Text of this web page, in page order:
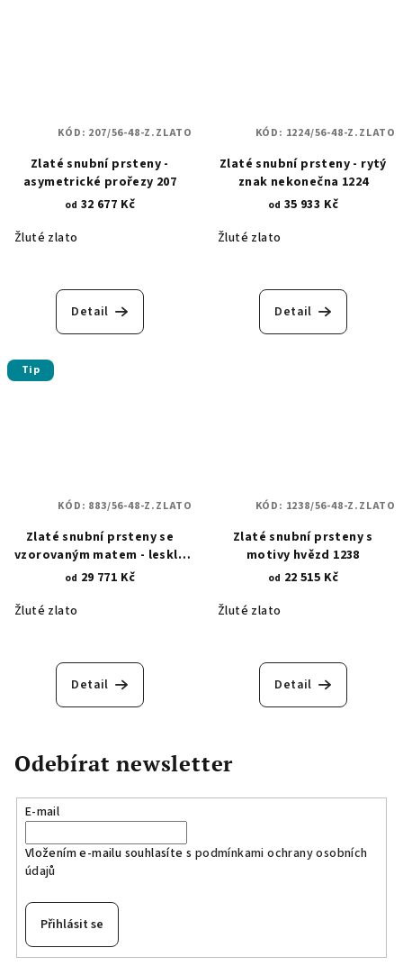
Zlaté snubní prsteny -
asymetrické prořezy 207
od 32 677 Kč
Žluté zlato
Detail
KÓD: 207/56-48-Z.ZLATO
Zlaté snubní prsteny - rytý
znak nekonečna 1224
od 35 933 Kč
Žluté zlato
Detail
KÓD: 1224/56-48-Z.ZLATO
Tip
Zlaté snubní prsteny se
vzorovaným matem - lesklá
úprava diamantovým hrotem
od 29 771 Kč
Žluté zlato
Detail
KÓD: 883/56-48-Z.ZLATO
Zlaté snubní prsteny s
motivy hvězd 1238
od 22 515 Kč
Žluté zlato
Detail
KÓD: 1238/56-48-Z.ZLATO
Odebírat newsletter
E-mail
Vložením e-mailu souhlasíte s podmínkami ochrany osobních
údajů
Přihlásit se